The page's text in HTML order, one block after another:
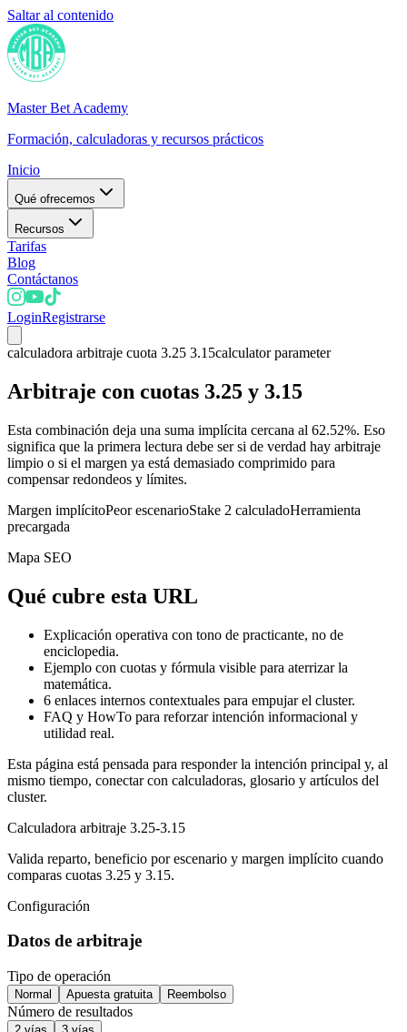
Saltar al contenido
Master Bet Academy
Formación, calculadoras y recursos prácticos
Inicio
Qué ofrecemos
Recursos
Tarifas
Blog
Contáctanos
LoginRegistrarse
calculadora arbitraje cuota 3.25 3.15calculator parameter
Arbitraje con cuotas 3.25 y 3.15
Esta combinación deja una suma implícita cercana al 62.52%. Eso
significa que la primera lectura debe ser si de verdad hay arbitraje
limpio o si el margen ya está demasiado comprimido para
compensar redondeos y límites.
Margen implícitoPeor escenarioStake 2 calculadoHerramienta
precargada
Mapa SEO
Qué cubre esta URL
Explicación operativa con tono de practicante, no de
enciclopedia.
Ejemplo con cuotas y fórmula visible para aterrizar la
matemática.
6 enlaces internos contextuales para empujar el cluster.
FAQ y HowTo para reforzar intención informacional y
utilidad real.
Esta página está pensada para responder la intención principal y, al
mismo tiempo, conectar con calculadoras, glosario y artículos del
cluster.
Calculadora arbitraje 3.25-3.15
Valida reparto, beneficio por escenario y margen implícito cuando
comparas cuotas 3.25 y 3.15.
Configuración
Datos de arbitraje
Tipo de operación
Normal Apuesta gratuita Reembolso
Número de resultados